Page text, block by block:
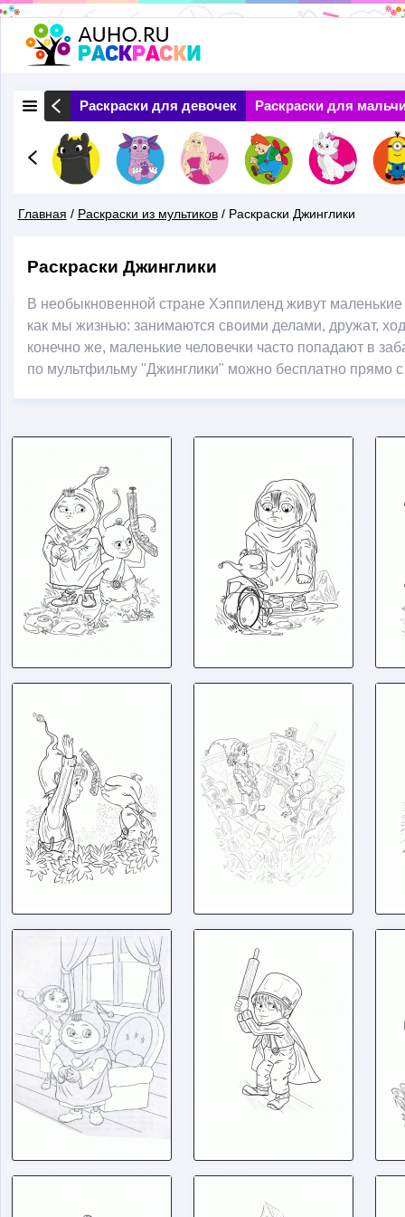
Перейти
к
основному
содержанию
Природа Раскраски для девочек Раскраски для
Здесь
Главная / Раскраски из мультиков / Раскраски Джинглики
Раскраски Джинглики
В необыкновенной стране Хэппиленд живут
как мы жизнью: занимаются своими делами, дружат,
конечно же, маленькие человечки часто попадают в
по мультфильму "Джинглики" можно бесплатно прямо с